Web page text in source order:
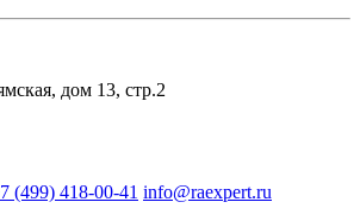
дом 13, стр.2
(499) 418-00-41 info@raexpert.ru